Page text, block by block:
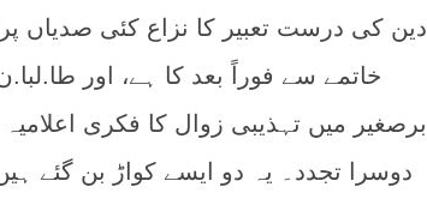
دین کی درست تعبیر کا نزاع کئی صدیاں
خاتمے سے فوراً بعد کا ہے، اور
برصغیر میں تہذیبی زوال کا فکری
دوسرا تجدد۔ یہ دو ایسے کواڑ بن گئے